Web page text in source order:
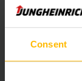
Consent